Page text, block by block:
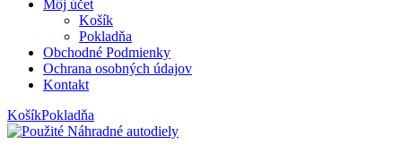
Môj účet
Košík
Pokladňa
Obchodné Podmienky
Ochrana osobných údajov
Kontakt
KošíkPokladňa